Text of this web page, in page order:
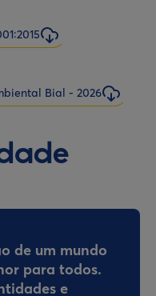
Bial - 2026
de um mundo
para todos.
e